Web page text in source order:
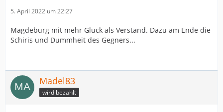
5. April 2022 um 22:27
Magdeburg mit mehr Glück als Verstand. Dazu am Ende die
Schiris und Dummheit des Gegners...
Madel83
wird bezahlt